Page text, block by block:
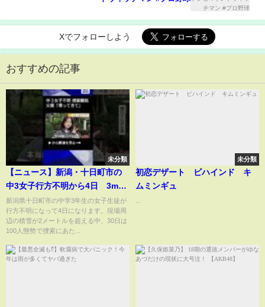
Xでフォローしよう
おすすめの記事
未分類
【ニュース】新潟・十日町市の
中3女子行方不明から4日 3m近
い大雪で捜索難航 「帰ってき
て」父親 #shorts
新潟県十日町市の中学3年生の女子生徒が
行方不明になって4日になります。現場周
辺の積雪が2メートルを超える中、30日は
100人態勢で捜索にあた...
未分類
初恋デザート ビハインド キ
ムミンギュ